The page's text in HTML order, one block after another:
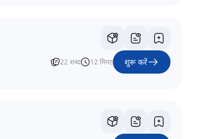
22 शब्द 12 मिनट शुरू करें